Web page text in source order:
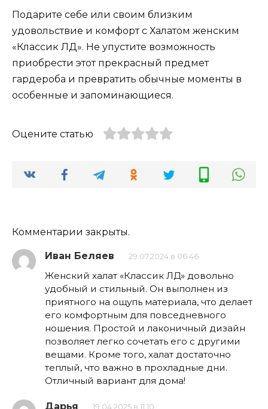
Подарите себе или своим близким
удовольствие и комфорт с Халатом женским
«Классик ЛД». Не упустите возможность
приобрести этот прекрасный предмет
гардероба и превратить обычные моменты в
особенные и запоминающиеся.
Оцените статью
Комментарии закрыты.
Иван Беляев 29.07.2024 в 06:46
Женский халат «Классик ЛД» довольно
удобный и стильный. Он выполнен из
приятного на ощупь материала, что делает
его комфортным для повседневного
ношения. Простой и лаконичный дизайн
позволяет легко сочетать его с другими
вещами. Кроме того, халат достаточно
теплый, что важно в прохладные дни.
Отличный вариант для дома!
Дарья 19.04.2025 в 11:10